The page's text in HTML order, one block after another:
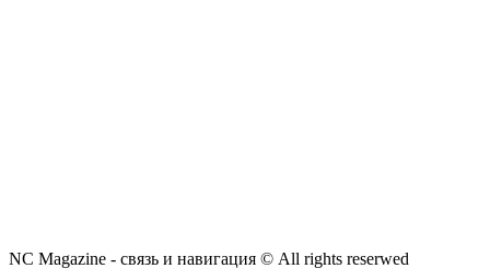
NC Magazine - связь и навигация © All rights reserwed